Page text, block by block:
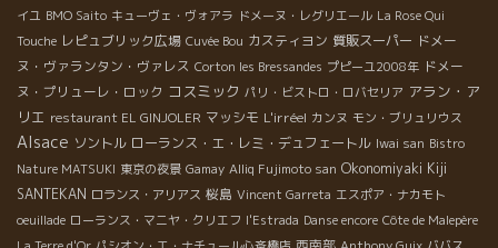
イユ BMO Saito キューヴェ・ヴォアラ ドメーヌ・レグリエール La Rose Qui
Touche レピュブリック広場 Cuvée Bou カスティヨン 質販スーパー ドメー
ヌ・ヴァランタン・ヴァレス Corton les Bressandes プピーユ2008年 ドメー
ヌ・プリューレ・ロック コスミック パリ・ビストロ・ロバセリア アラン・ア
リエ restaurant EL GINJOLER マッシモ L'irréel カンヌ モン・ブリュリウス
Alsace ソントル ローランス・エ・レミ・デュフェートル Iwai san Bistro
Nature MATSUKI 東京の夜景 Gamay Alliq Fujimoto san Okonomiyaki Kiji
SANTEKAN ロランス・アリアス 桜島 Vincent Garreta エスポア・ナカモト
oeuillade ローランス・マニヤ・クリエフ l'Estrada Danse encore Côte de Malepère